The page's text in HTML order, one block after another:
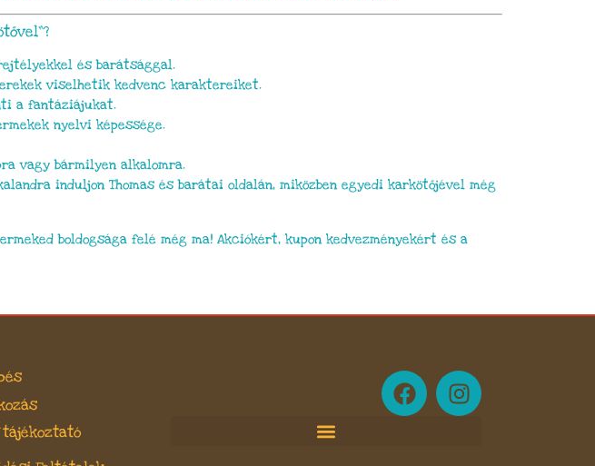
és barátsággal.
viselhetik kedvenc karaktereiket.
a fantáziájukat.
nyelvi képessége.
vagy bármilyen alkalomra.
induljon Thomas és barátai oldalán, miközben egyedi karkötőjével még
boldogsága felé még ma! Akciókért, kupon kedvezményekért és a